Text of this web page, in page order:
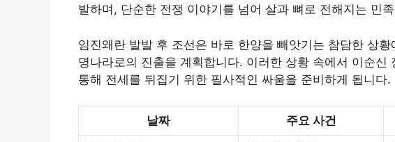
발하며, 단순한 전쟁 이야기를 넘어 살과 뼈로 전해지는 민
임진왜란 발발 후 조선은 바로 한양을 빼앗기는 참담한 상
명나라로의 진출을 계획합니다. 이러한 상황 속에서 이순신
통해 전세를 뒤집기 위한 필사적인 싸움을 준비하게 됩니다.
날짜 주요 사건